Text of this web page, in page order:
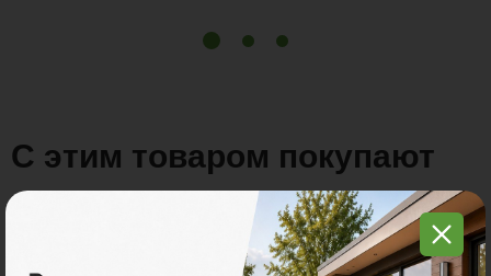
С этим товаром покупают